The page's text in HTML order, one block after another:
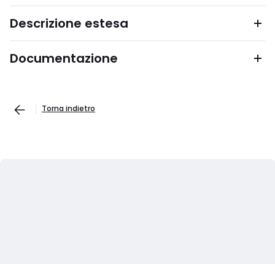
Descrizione estesa
Documentazione
Torna indietro